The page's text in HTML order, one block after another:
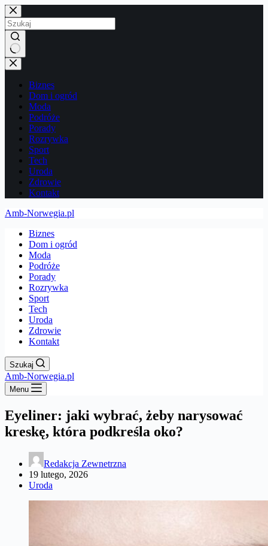
Przejdź
do
treści
Brak
wyników
Biznes
Dom i ogród
Moda
Podróże
Porady
Rozrywka
Sport
Tech
Uroda
Zdrowie
Kontakt
Amb-Norwegia.pl
Biznes
Dom i ogród
Moda
Podróże
Porady
Rozrywka
Sport
Tech
Uroda
Zdrowie
Kontakt
Szukaj
Amb-Norwegia.pl
Menu
​Eyeliner: jaki wybrać, żeby narysować
kreskę, która podkreśla oko?
Redakcja Zewnetrzna
19 lutego, 2026
Uroda